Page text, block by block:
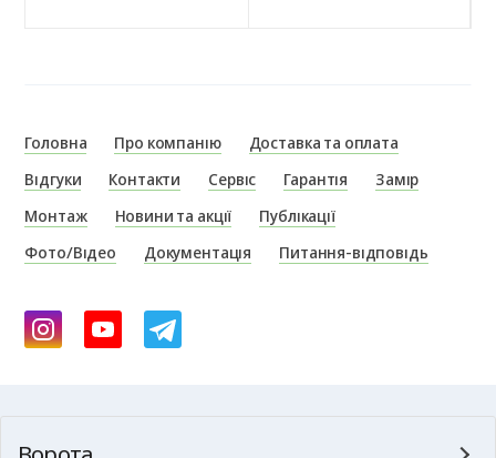
Головна Про компанію
Доставка та оплата
Відгуки
Контакти Сервіс Гарантія
Замір
Монтаж
Новини та акції
Публікації
Фото/Відео
Документація Питання-відповідь